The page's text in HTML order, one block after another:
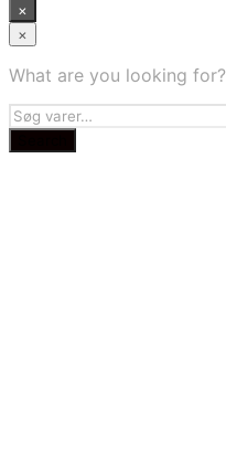
×
×
What are you looking for?